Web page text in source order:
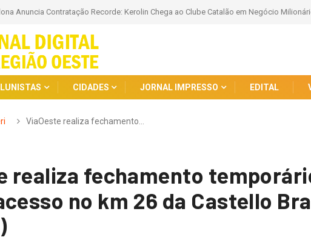
Kerolin Chega ao Clube Catalão em Negócio MilionárioFiocruz Homenageia
CIDADES JORNAL IMPRESSO EDITAL
ViaOeste realiza fechamento…
realiza fechamento
no km 26 da Castello